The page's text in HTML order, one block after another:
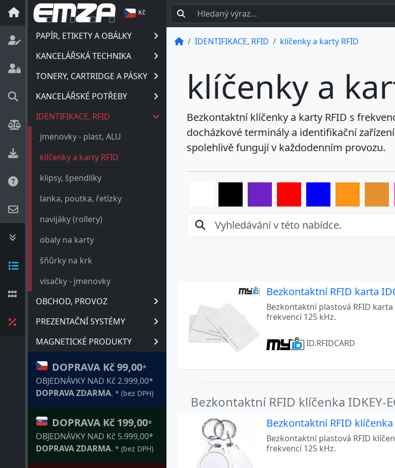
Kč
PAPÍR, ETIKETY A OBÁLKY
KANCELÁŘSKÁ TECHNIKA
TONERY, CARTRIDGE A PÁSKY
KANCELÁŘSKÉ POTŘEBY
IDENTIFIKACE, RFID
jmenovky - plast, ALU
klíčenky a karty RFID
klipsy, špendlíky
lanka, poutka, řetízky
navijáky (rollery)
obaly na karty
šňůrky na krk
visačky - jmenovky
OBCHOD, PROVOZ
PREZENTAČNÍ SYSTÉMY
MAGNETICKÉ PRODUKTY
DOPRAVA Kč 99,00*
OBJEDNÁVKY NAD Kč 2.999,00*
DOPRAVA ZDARMA. * (bez DPH)
DOPRAVA Kč 199,00*
OBJEDNÁVKY NAD Kč 5.999,00*
DOPRAVA ZDARMA. * (bez DPH)
IDENTIFIKACE, RFID klíčenky a karty RFID
klíčenky a
Bezkontaktní klíčenky a karty RFID s
docházkové terminály a identifikační
spolehlivě fungují v každodenním provozu.
Bezkontaktní RFID karta
Bezkontaktní plastová RFID
frekvencí 125 kHz.
ID.RFIDCARD
Bezkontaktní RFID klíčenka IDKEY-
Bezkontaktní RFID klíčenka
Bezkontaktní plastová RFID
frekvencí 125 kHz.